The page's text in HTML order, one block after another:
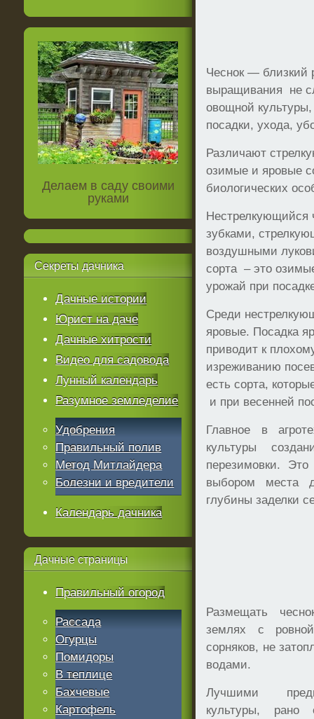
Чеснок — близкий
выращивания не
овощной
посадки, ухода,
Различают
озимые и яровые
биологических
Нестрелкующийся
зубками,
воздушными
сорта – это
урожай при
Среди
яровые. Посадка
приводит к
изреживанию
есть сорта,
и при весенней
Главное в
культуры
перезимовки. Это
выбором места
глубины заделки
Размещать
землях с
сорняков, не
водами.
Лучшими
культуры, рано
Делаем в саду своими
руками
Секреты дачника
Дачные истории
Юрист на даче
Дачные хитрости
Видео для садовода
Лунный календарь
Разумное земледелие
Удобрения
Правильный полив
Метод Митлайдера
Болезни и вредители
Календарь дачника
Дачные страницы
Правильный огород
Рассада
Огурцы
Помидоры
В теплице
Бахчевые
Картофель